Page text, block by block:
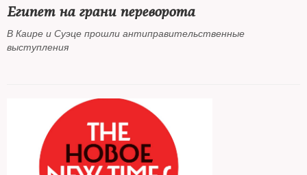
Египет на грани переворота
В Каире и Суэце прошли антиправительственные
выступления